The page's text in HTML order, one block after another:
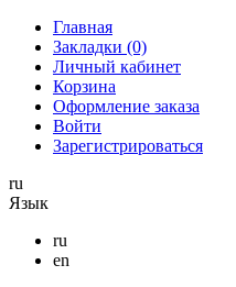
Главная
Закладки (0)
Личный кабинет
Корзина
Оформление заказа
Войти
Зарегистрироваться
ru
Язык
ru
en